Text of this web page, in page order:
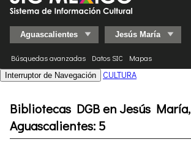
Búsquedas avanzadas Datos SIC Mapas
Interruptor de Navegación CULTURA
Bibliotecas DGB en Jesús María,
Aguascalientes: 5